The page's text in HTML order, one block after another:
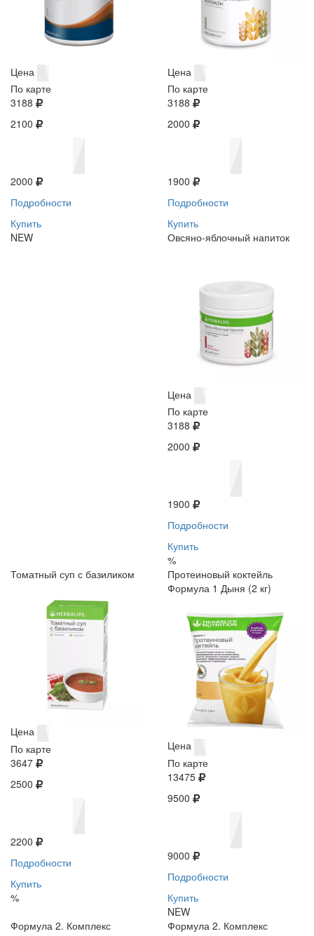
Цена
По карте
3188
2100
2000
Подробности
Купить
NEW
Цена
По карте
3188
2000
1900
Подробности
Купить
Овсяно-яблочный напиток
Цена
По карте
3188
2000
1900
Подробности
Купить
%
Томатный суп с базиликом
Цена
По карте
3647
2500
2200
Подробности
Купить
%
Протеиновый коктейль
Формула 1 Дыня (2 кг)
Цена
По карте
13475
9500
9000
Подробности
Купить
NEW
Формула 2. Комплекс
Формула 2. Комплекс